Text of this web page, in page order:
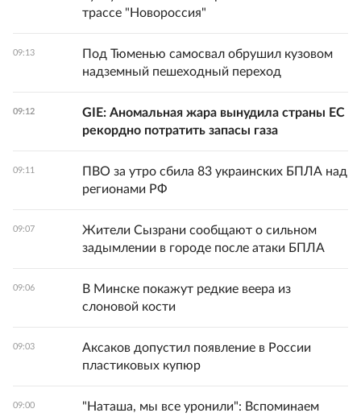
трассе "Новороссия"
09:13
Под Тюменью самосвал обрушил кузовом
надземный пешеходный переход
09:12
GIE: Аномальная жара вынудила страны ЕС
рекордно потратить запасы газа
09:11
ПВО за утро сбила 83 украинских БПЛА над
регионами РФ
09:07
Жители Сызрани сообщают о сильном
задымлении в городе после атаки БПЛА
09:06
В Минске покажут редкие веера из
слоновой кости
09:03
Аксаков допустил появление в России
пластиковых купюр
09:00
"Наташа, мы все уронили": Вспоминаем